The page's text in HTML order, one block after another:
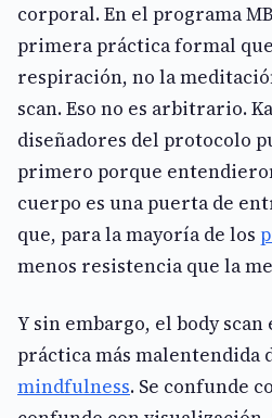
corporal. En el programa
primera práctica formal que
respiración, no la
scan. Eso no es arbitrario.
diseñadores del protocolo
primero porque
cuerpo es una puerta de
que, para la mayoría de los
menos resistencia que la
Y sin embargo, el body
práctica más
mindfulness. Se confunde